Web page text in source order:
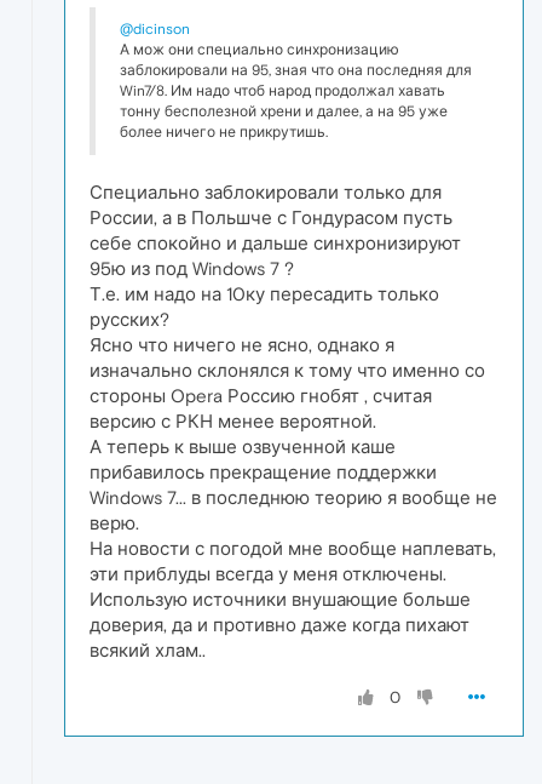
@dicinson
А мож они специально синхронизацию
заблокировали на 95, зная что она последняя для
Win7/8. Им надо чтоб народ продолжал хавать
тонну бесполезной хрени и далее, а на 95 уже
более ничего не прикрутишь.
Специально заблокировали только для
России, а в Польшче с Гондурасом пусть
себе спокойно и дальше синхронизируют
95ю из под Windows 7 ?
Т.е. им надо на 10ку пересадить только
русских?
Ясно что ничего не ясно, однако я
изначально склонялся к тому что именно со
стороны Opera Россию гнобят , считая
версию с РКН менее вероятной.
А теперь к выше озвученной каше
прибавилось прекращение поддержки
Windows 7... в последнюю теорию я вообще не
верю.
На новости с погодой мне вообще наплевать,
эти приблуды всегда у меня отключены.
Использую источники внушающие больше
доверия, да и противно даже когда пихают
всякий хлам..
0